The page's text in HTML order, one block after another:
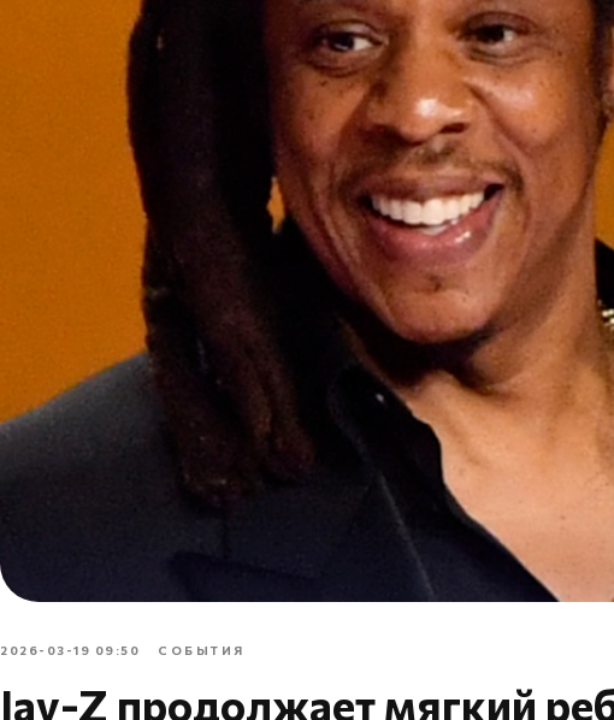
2026-03-19 09:50 СОБЫТИЯ
Jay-Z продолжает мягкий